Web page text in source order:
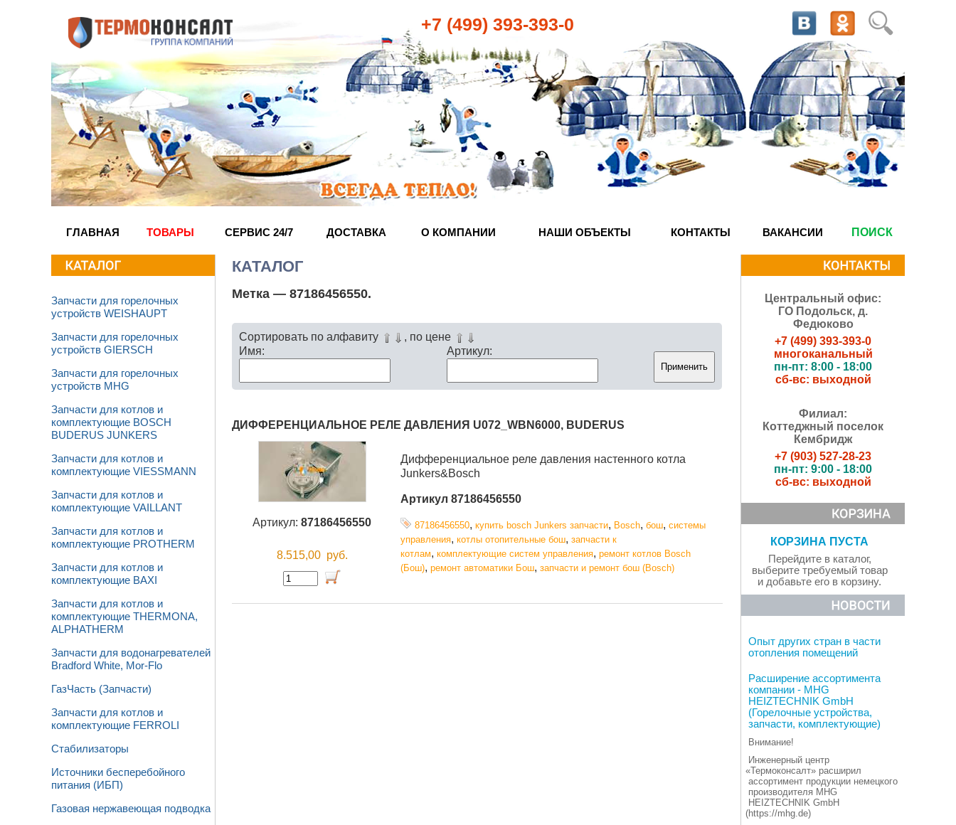
+7 (499) 393-393-0
ГЛАВНАЯ ТОВАРЫ СЕРВИС 24/7 ДОСТАВКА О КОМПАНИИ НАШИ ОБЪЕКТЫ КОНТАКТЫ ВАКАНСИИ ПОИСК
Запчасти для горелочных
устройств WEISHAUPT
Запчасти для горелочных
устройств GIERSCH
Запчасти для горелочных
устройств MHG
Запчасти для котлов и
комплектующие BOSCH
BUDERUS JUNKERS
Запчасти для котлов и
комплектующие VIESSMANN
Запчасти для котлов и
комплектующие VAILLANT
Запчасти для котлов и
комплектующие PROTHERM
Запчасти для котлов и
комплектующие BAXI
Запчасти для котлов и
комплектующие THERMONA,
ALPHATHERM
Запчасти для водонагревателей
Bradford White, Mor-Flo
ГазЧасть (Запчасти)
Запчасти для котлов и
комплектующие FERROLI
Стабилизаторы
Источники бесперебойного
питания (ИБП)
Газовая нержавеющая подводка
КАТАЛОГ
Метка — 87186456550.
Сортировать по алфавиту
, по цене
Имя:
Артикул:
ДИФФЕРЕНЦИАЛЬНОЕ РЕЛЕ ДАВЛЕНИЯ U072_WBN6000, BUDERUS
Артикул: 87186456550
8.515,00 руб.
Дифференциальное реле давления настенного котла
Junkers&Bosch
Артикул 87186456550
87186456550, купить bosch Junkers запчасти, Bosch, бош, системы
управления, котлы отопительные бош, запчасти к
котлам, комплектующие систем управления, ремонт котлов Bosch
(Бош), ремонт автоматики Бош, запчасти и ремонт бош (Bosch)
Центральный офис:
ГО Подольск, д.
Федюково
+7 (499) 393-393-0
многоканальный
пн-пт: 8:00 - 18:00
сб-вс: выходной
Филиал:
Коттеджный поселок
Кембридж
+7 (903) 527-28-23
пн-пт: 9:00 - 18:00
сб-вс: выходной
КОРЗИНА ПУСТА
Перейдите в каталог,
выберите требуемый товар
и добавьте его в корзину.
Опыт других стран в части
отопления помещений
Расширение ассортимента
компании - MHG
HEIZTECHNIK GmbH
(Горелочные устройства,
запчасти, комплектующие)
Внимание!
Инженерный центр
«Термоконсалт» расширил
ассортимент продукции немецкого
производителя MHG
HEIZTECHNIK GmbH
(https://mhg.de)